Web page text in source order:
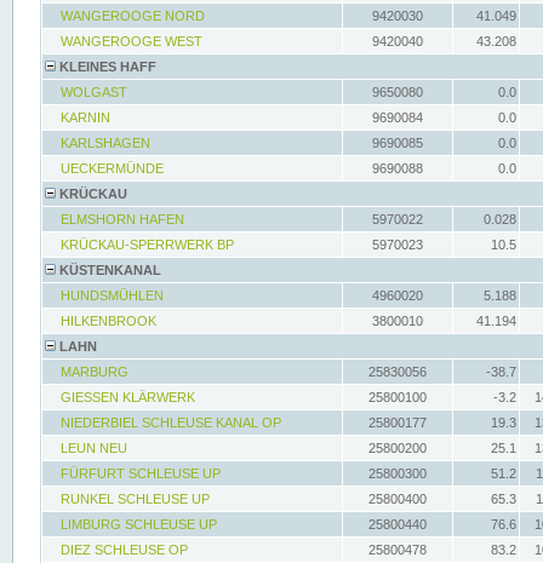
WANGEROOGE NORD
9420030
41.049
WANGEROOGE WEST
9420040
43.208
KLEINES HAFF
WOLGAST
9650080
0.0
KARNIN
9690084
0.0
KARLSHAGEN
9690085
0.0
UECKERMÜNDE
9690088
0.0
KRÜCKAU
ELMSHORN HAFEN
5970022
0.028
KRÜCKAU-SPERRWERK BP
5970023
10.5
KÜSTENKANAL
HUNDSMÜHLEN
4960020
5.188
HILKENBROOK
3800010
41.194
LAHN
MARBURG
25830056
-38.7
GIESSEN KLÄRWERK
25800100 -3.2
NIEDERBIEL SCHLEUSE KANAL OP
25800177 19.3
LEUN NEU
25800200 25.1
FÜRFURT SCHLEUSE UP
25800300 51.2
RUNKEL SCHLEUSE UP
25800400 65.3
LIMBURG SCHLEUSE UP
25800440 76.6
DIEZ SCHLEUSE OP
25800478 83.2